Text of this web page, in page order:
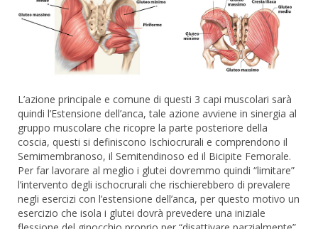
L’azione principale e comune di questi 3 capi muscolari sarà
quindi l’Estensione dell’anca, tale azione avviene in sinergia al
gruppo muscolare che ricopre la parte posteriore della
coscia, questi si definiscono Ischiocrurali e comprendono il
Semimembranoso, il Semitendinoso ed il Bicipite Femorale.
Per far lavorare al meglio i glutei dovremmo quindi “limitare”
l’intervento degli ischocrurali che rischierebbero di prevalere
negli esercizi con l’estensione dell’anca, per questo motivo un
esercizio che isola i glutei dovrà prevedere una iniziale